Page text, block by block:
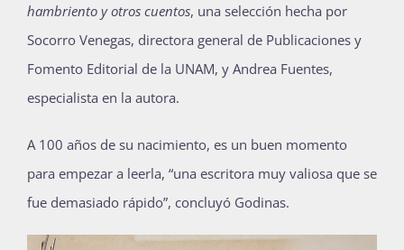
hambriento y otros cuentos, una selección hecha por
Socorro Venegas, directora general de Publicaciones y
Fomento Editorial de la UNAM, y Andrea Fuentes,
especialista en la autora.
A 100 años de su nacimiento, es un buen momento
para empezar a leerla, “una escritora muy valiosa que se
fue demasiado rápido”, concluyó Godinas.